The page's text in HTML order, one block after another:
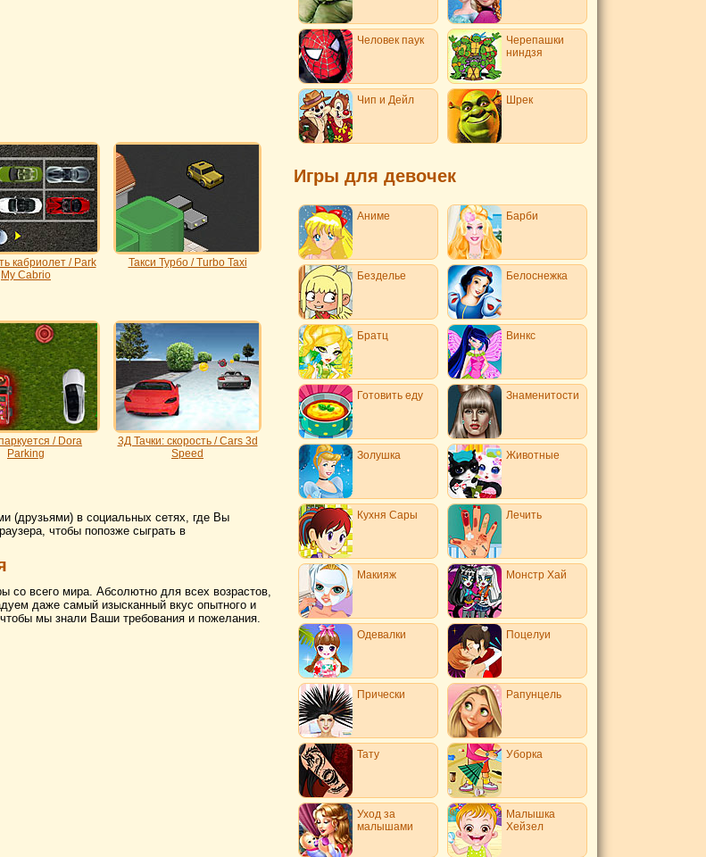
кабриолет / Park
My Cabrio
Такси Турбо / Turbo Taxi
/ Dora
Parking
3Д Тачки: скорость / Cars 3d
Speed
(друзьями) в социальных сетях, где Вы
чтобы попозже сыграть в
со всего мира. Абсолютно для всех возрастов,
даже самый изысканный вкус опытного и
мы знали Ваши требования и пожелания.
Человек паук
Черепашки
ниндзя
Чип и Дейл Шрек
Игры для девочек
Аниме Барби
Безделье Белоснежка
Братц Винкс
Готовить еду Знаменитости
Золушка Животные
Кухня Сары Лечить
Макияж Монстр Хай
Одевалки Поцелуи
Прически Рапунцель
Тату Уборка
Уход за
малышами
Малышка
Хейзел